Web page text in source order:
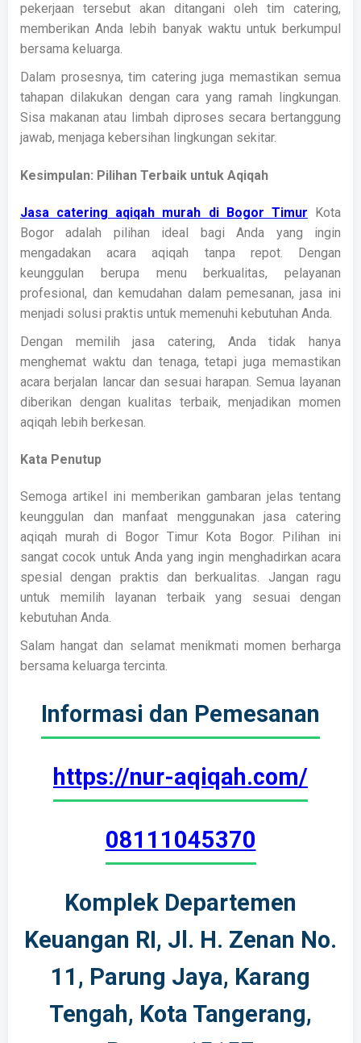
pekerjaan tersebut akan ditangani oleh tim catering,
memberikan Anda lebih banyak waktu untuk berkumpul
bersama keluarga.
Dalam prosesnya, tim catering juga memastikan semua
tahapan dilakukan dengan cara yang ramah lingkungan.
Sisa makanan atau limbah diproses secara bertanggung
jawab, menjaga kebersihan lingkungan sekitar.
Kesimpulan: Pilihan Terbaik untuk Aqiqah
Jasa catering aqiqah murah di Bogor Timur Kota
Bogor adalah pilihan ideal bagi Anda yang ingin
mengadakan acara aqiqah tanpa repot. Dengan
keunggulan berupa menu berkualitas, pelayanan
profesional, dan kemudahan dalam pemesanan, jasa ini
menjadi solusi praktis untuk memenuhi kebutuhan Anda.
Dengan memilih jasa catering, Anda tidak hanya
menghemat waktu dan tenaga, tetapi juga memastikan
acara berjalan lancar dan sesuai harapan. Semua layanan
diberikan dengan kualitas terbaik, menjadikan momen
aqiqah lebih berkesan.
Kata Penutup
Semoga artikel ini memberikan gambaran jelas tentang
keunggulan dan manfaat menggunakan jasa catering
aqiqah murah di Bogor Timur Kota Bogor. Pilihan ini
sangat cocok untuk Anda yang ingin menghadirkan acara
spesial dengan praktis dan berkualitas. Jangan ragu
untuk memilih layanan terbaik yang sesuai dengan
kebutuhan Anda.
Salam hangat dan selamat menikmati momen berharga
bersama keluarga tercinta.
Informasi dan Pemesanan
https://nur-aqiqah.com/
08111045370
Komplek Departemen
Keuangan RI, Jl. H. Zenan No.
11, Parung Jaya, Karang
Tengah, Kota Tangerang,